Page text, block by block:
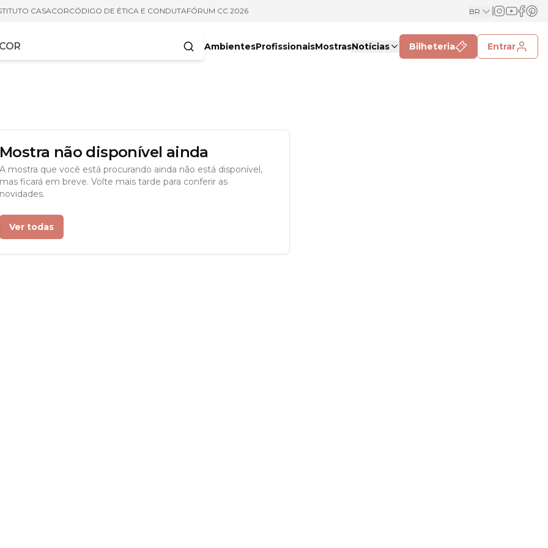
CASACORCÓDIGO DE ÉTICA E CONDUTAFÓRUM CC 2026 BR
AmbientesProfissionaisMostrasNotícias Bilheteria Entrar
Mostra não disponível ainda
A mostra que você está procurando ainda não está disponível,
mas ficará em breve. Volte mais tarde para conferir as
novidades.
Ver todas